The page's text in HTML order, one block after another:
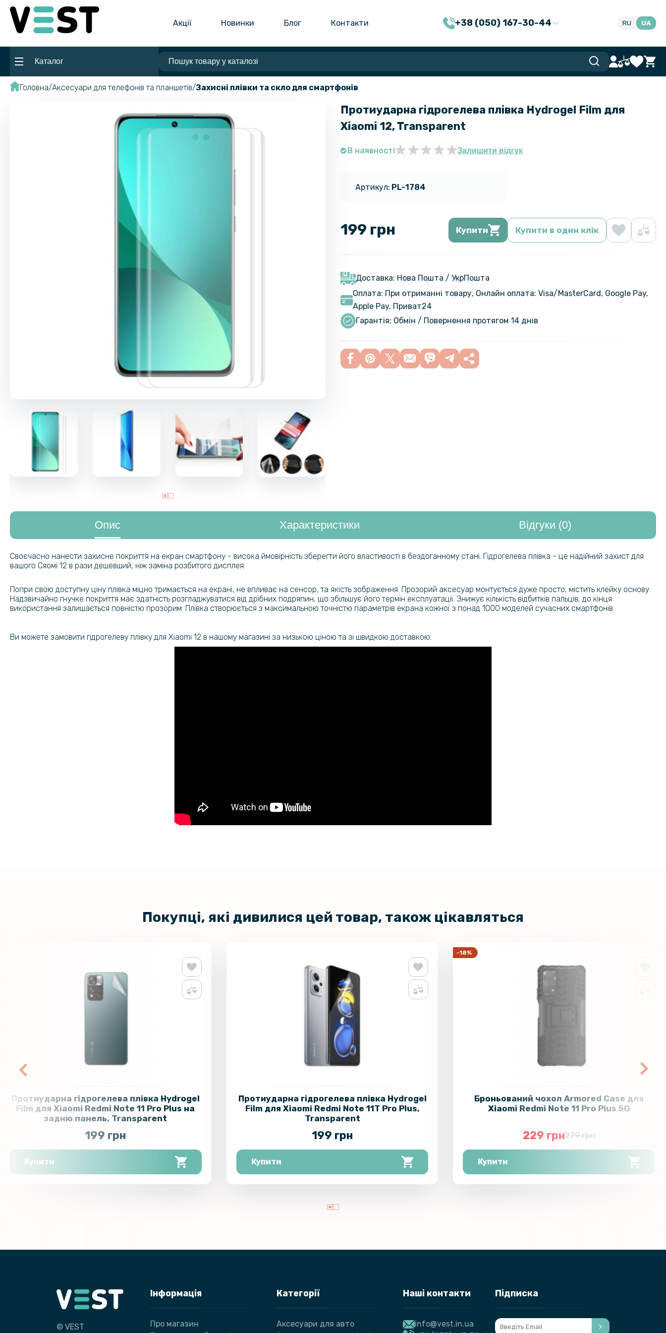
Акції Новинки Блог Контакти +38 (050) 167-30-44 RU UA
Каталог
Головна Аксесуари для телефонів та планшетів Захисні плівки та скло для смартфонів
Протиударна гідрогелева плівка Hydrogel Film для
Xiaomi 12, Transparent
В наявності Залишити відгук
Артикул: PL-1784
199 грн Купити Купити в один клік
Доставка: Нова Пошта / УкрПошта
Оплата: При отриманні товару, Онлайн оплата: Visa/MasterСard, Google Pay,
Apple Pay, Приват24
Гарантія: Обмін / Повернення протягом 14 днів
Опис Характеристики Відгуки (0)
Своєчасно нанести захисне покриття на екран смартфону - висока ймовірність зберегти його властивості в бездоганному стані. Гідрогелева плівка - це надійний захист для
вашого Сяомі 12 в рази дешевший, ніж заміна розбитого дисплея.
Попри свою доступну ціну плівка міцно тримається на екрані, не впливає на сенсор, та якість зображення. Прозорий аксесуар монтується дуже просто, містить клейку основу.
Надзвичайно гнучке покриття має здатність розгладжуватися від дрібних подряпин, що збільшує його термін експлуатації. Знижує кількість відбитків пальців, до кінця
використання залишається повністю прозорим. Плівка створюється з максимальною точністю параметрів екрана кожної з понад 1000 моделей сучасних смартфонів.
Ви можете замовити гідрогелеву плівку для Xiaomi 12 в нашому магазині за низькою ціною та зі швидкою доставкою.
Покупці, які дивилися цей товар, також цікавляться
Протиударна гідрогелева плівка Hydrogel
Film для Xiaomi Redmi Note 11 Pro Plus на
задню панель, Transparent
199 грн
Купити
Протиударна гідрогелева плівка Hydrogel
Film для Xiaomi Redmi Note 11T Pro Plus,
Transparent
199 грн
Купити
-18%
Броньований чохол Armored Case для
Xiaomi Redmi Note 11 Pro Plus 5G
229 грн279 грн
Купити
© VEST
Інформація
Про магазин
Категорії
Аксесуари для авто
Наші контакти
info@vest.in.ua
Підписка